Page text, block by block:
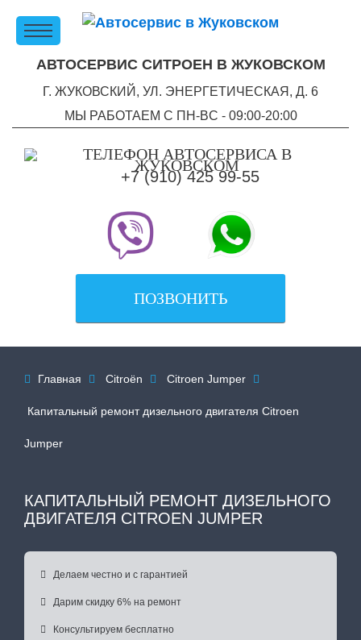
АВТОСЕРВИС СИТРОЕН В ЖУКОВСКОМ
Г. ЖУКОВСКИЙ, УЛ. ЭНЕРГЕТИЧЕСКАЯ, Д. 6
МЫ РАБОТАЕМ С ПН-ВC - 09:00-20:00
+7 (910) 425 99-55
ПОЗВОНИТЬ
 Главная  Citroën  Citroen Jumper 
Капитальный ремонт дизельного двигателя Citroen
Jumper
КАПИТАЛЬНЫЙ РЕМОНТ ДИЗЕЛЬНОГО
ДВИГАТЕЛЯ CITROEN JUMPER
 Делаем честно и с гарантией
 Дарим скидку 6% на ремонт
 Консультируем бесплатно